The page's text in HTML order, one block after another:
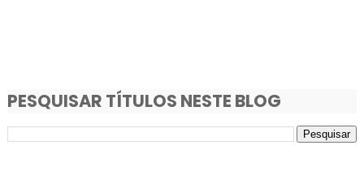
PESQUISAR TÍTULOS NESTE BLOG